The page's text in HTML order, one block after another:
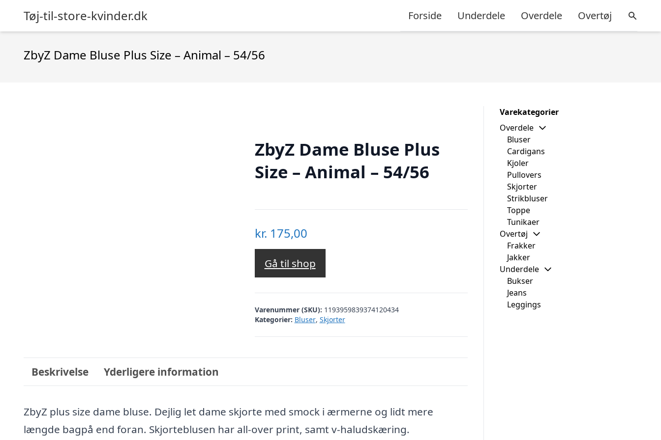
Tøj-til-store-kvinder.dk Forside Underdele Overdele Overtøj
ZbyZ Dame Bluse Plus Size – Animal – 54/56
ZbyZ Dame Bluse Plus
Size – Animal – 54/56
kr. 175,00
Gå til shop
Varenummer (SKU): 1193959839374120434
Kategorier: Bluser, Skjorter
Beskrivelse Yderligere information
ZbyZ plus size dame bluse. Dejlig let dame skjorte med smock i ærmerne og lidt mere
længde bagpå end foran. Skjorteblusen har all-over print, samt v-haludskæring.
Varekategorier
Overdele
Bluser
Cardigans
Kjoler
Pullovers
Skjorter
Strikbluser
Toppe
Tunikaer
Overtøj
Frakker
Jakker
Underdele
Bukser
Jeans
Leggings